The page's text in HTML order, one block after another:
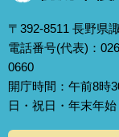
〒392-8511 長野県
電話番号(代表)：
0660
開庁時間：午前8時
日・祝日・年末年始